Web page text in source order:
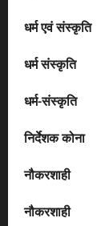
धर्म एवं संस्कृति
धर्म संस्कृति
धर्म-संस्कृति
निर्देशक कोना
नौकरशाही
नौकरशाही